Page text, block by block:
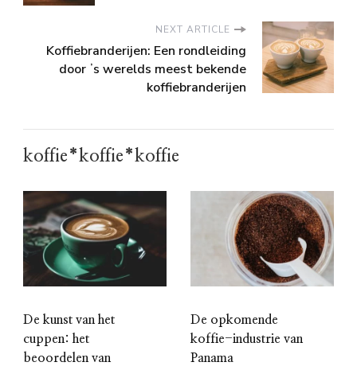
NEXT ARTICLE
Koffiebranderijen: Een rondleiding
door ʼs werelds meest bekende
koffiebranderijen
koffie*koffie*koffie
De kunst van het
cuppen: het
beoordelen van
De opkomende
koffie-industrie van
Panama